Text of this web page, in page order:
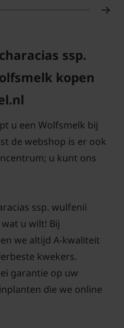
plant die goed
wintergroen in de
houden van goed
grond soort is
blad van de
wulfenii
van ongeveer
standplaats staat. Dit
characias
in de tuin worden
van kleur en de
doordat deze vaak
ssp.
kopen
u een Wolfsmelk bij
de webshop is er ook
u kunt ons
ssp. wulfenii
u wilt! Bij
we altijd A-kwaliteit
kwekers.
garantie op uw
die we online